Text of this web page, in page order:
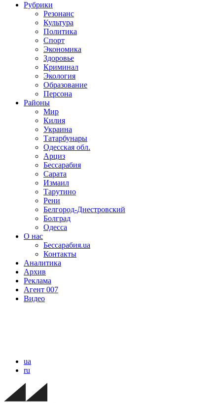
Рубрики
Резонанс
Культура
Политика
Спорт
Экономика
Здоровье
Криминал
Экология
Образование
Персона
Районы
Мир
Килия
Украина
Татарбунары
Одесская обл.
Арциз
Бессарабия
Сарата
Измаил
Тарутино
Рени
Белгород-Днестровский
Болград
Одесса
О нас
Бессарабия.ua
Контакты
Аналитика
Архив
Реклама
Агент 007
Видео
ua
ru